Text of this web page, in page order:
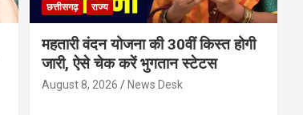
छत्तीसगढ़ राज्य
महतारी वंदन योजना की 30वीं किस्त होगी
जारी, ऐसे चेक करें भुगतान स्टेटस
August 8, 2026 News Desk